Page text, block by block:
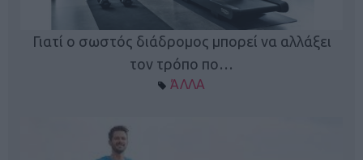
Γιατί ο σωστός διάδρομος μπορεί να αλλάξει
τον τρόπο πο…
ΆΛΛΑ